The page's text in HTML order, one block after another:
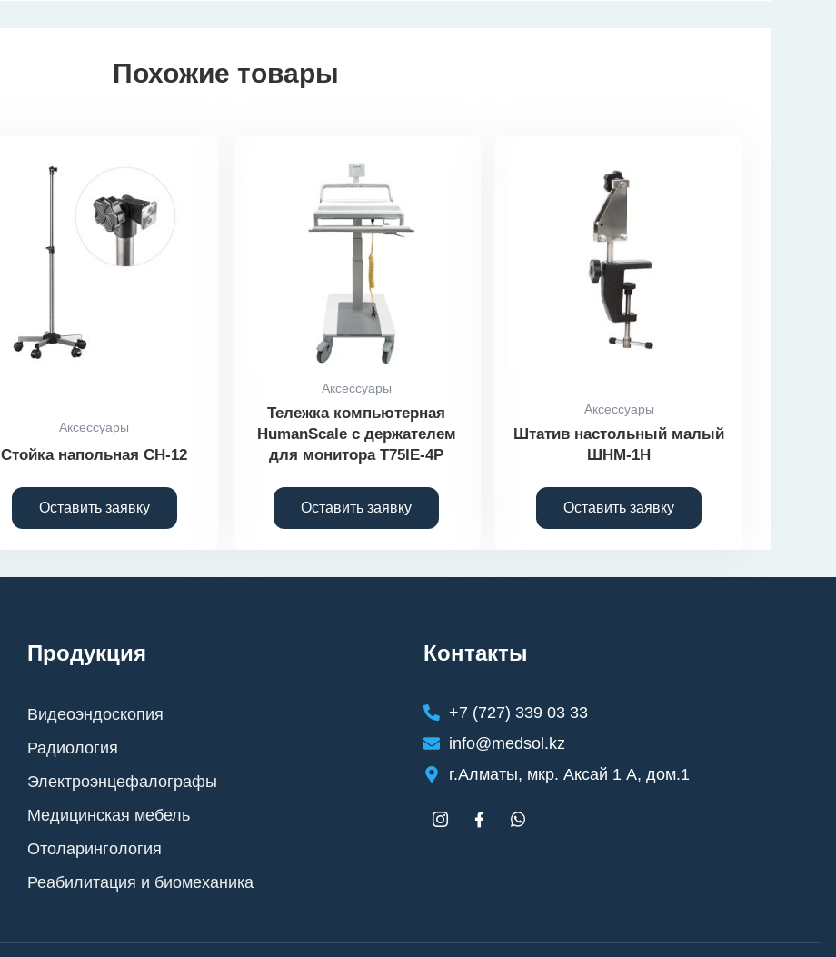
Похожие товары
Аксессуары
Стойка напольная СН-12
Оставить заявку
Аксессуары
Тележка компьютерная
HumanScale с держателем
для монитора T75IE-4P
Оставить заявку
Аксессуары
Штатив настольный малый
ШНМ-1Н
Оставить заявку
Продукция
Видеоэндоскопия
Радиология
Электроэнцефалографы
Медицинская мебель
Отоларингология
Реабилитация и биомеханика
Контакты
+7 (727) 339 03 33
info@medsol.kz
г.Алматы, мкр. Аксай 1 А, дом.1